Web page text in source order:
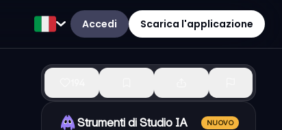
Accedi Scarica l'applicazione
Strumenti di Studio IA NUOVO